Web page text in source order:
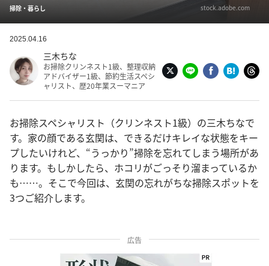
掃除・暮らし stock.adobe.com
2025.04.16
三木ちな
お掃除クリンネスト1級、整理収納
アドバイザー1級、節約生活スペシ
ャリスト、歴20年業スーマニア
お掃除スペシャリスト（クリンネスト1級）の三木ちなで
す。家の顔である玄関は、できるだけキレイな状態をキー
プしたいけれど、“うっかり”掃除を忘れてしまう場所があ
ります。もしかしたら、ホコリがごっそり溜まっているか
も……。そこで今回は、玄関の忘れがちな掃除スポットを
3つご紹介します。
広告